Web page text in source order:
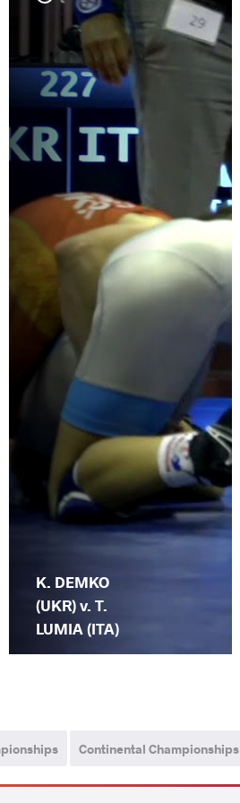
K. DEMKO
(UKR) v. T.
LUMIA (ITA)
Continental Championships